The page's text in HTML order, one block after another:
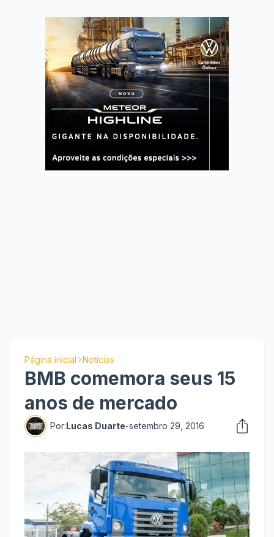
Página inicial Notícias
BMB comemora seus 15
anos de mercado
Por:Lucas Duarte-setembro 29, 2016